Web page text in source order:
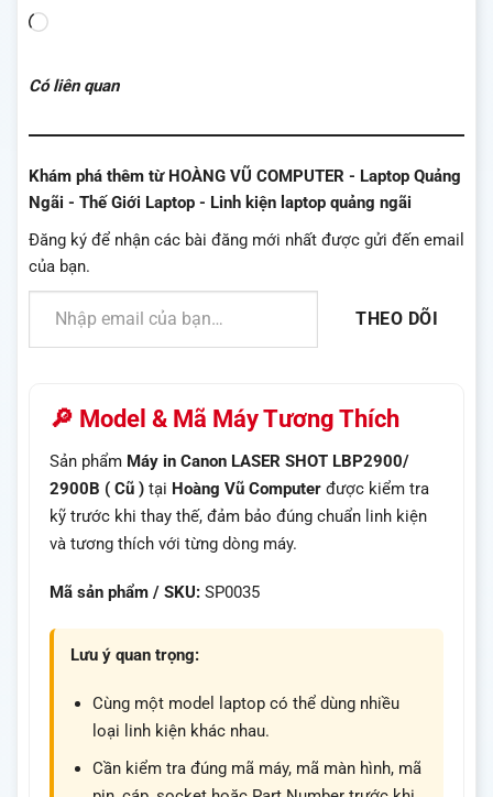
Đang
Có liên quan
Khám phá thêm từ HOÀNG VŨ COMPUTER - Laptop Quảng
Ngãi - Thế Giới Laptop - Linh kiện laptop quảng ngãi
Đăng ký để nhận các bài đăng mới nhất được gửi đến email
của bạn.
Nhập email của bạn…
THEO DÕI
🔎 Model & Mã Máy Tương Thích
Sản phẩm Máy in Canon LASER SHOT LBP2900/
2900B ( Cũ ) tại Hoàng Vũ Computer được kiểm tra
kỹ trước khi thay thế, đảm bảo đúng chuẩn linh kiện
và tương thích với từng dòng máy.
Mã sản phẩm / SKU: SP0035
Lưu ý quan trọng:
Cùng một model laptop có thể dùng nhiều
loại linh kiện khác nhau.
Cần kiểm tra đúng mã máy, mã màn hình, mã